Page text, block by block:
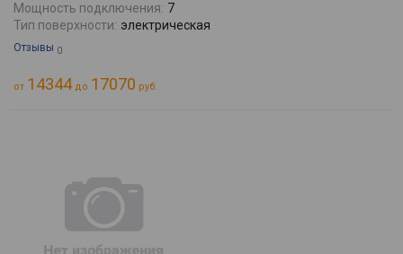
Мощность подключения: 7
Тип поверхности: электрическая
Отзывы 0
от 14344до 17070 руб.